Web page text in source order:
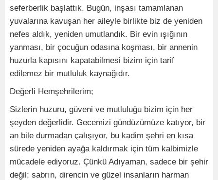
seferberlik başlattık. Bugün, inşası tamamlanan
yuvalarına kavuşan her aileyle birlikte biz de yeniden
nefes aldık, yeniden umutlandık. Bir evin ışığının
yanması, bir çocuğun odasına koşması, bir annenin
huzurla kapısını kapatabilmesi bizim için tarif
edilemez bir mutluluk kaynağıdır.
Değerli Hemşehrilerim;
Sizlerin huzuru, güveni ve mutluluğu bizim için her
şeyden değerlidir. Gecemizi gündüzümüze katıyor, bir
an bile durmadan çalışıyor, bu kadim şehri en kısa
sürede yeniden ayağa kaldırmak için tüm kalbimizle
mücadele ediyoruz. Çünkü Adıyaman, sadece bir şehir
değil; sabrın, direncin ve güzel insanların harman